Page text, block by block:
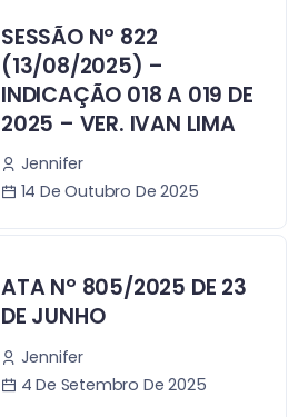
SESSÃO Nº 822
(13/08/2025) –
INDICAÇÃO 018 A 019 DE
2025 – VER. IVAN LIMA
Jennifer
14 De Outubro De 2025
ATA Nº 805/2025 DE 23
DE JUNHO
Jennifer
4 De Setembro De 2025